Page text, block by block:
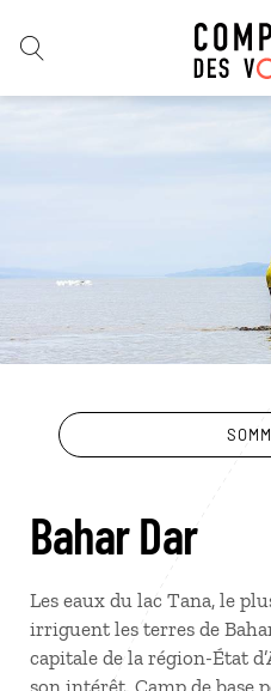
Bahar Dar
Les eaux du lac Tana, le
irriguent les terres de
capitale de la région-État
son intérêt. Camp de base